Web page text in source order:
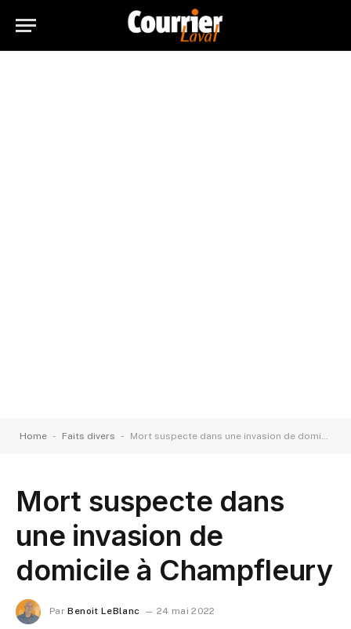
Home - Faits divers - Mort suspecte dans une invasion de domicile à Champfleury
Mort suspecte dans
une invasion de
domicile à Champfleury
Par Benoit LeBlanc 24 mai 2022